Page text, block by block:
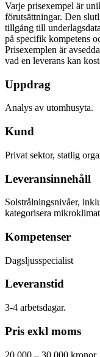
Varje prisexempel är
förutsättningar. Den
tillgång till
på specifik kompetens
Prisexemplen är
vad en leverans kan
Uppdrag
Analys av utomhusyta.
Kund
Privat sektor, statlig
Leveransinnehåll
Solstrålningsnivåer,
kategorisera
Kompetenser
Dagsljusspecialist
Leveranstid
3-4 arbetsdagar.
Pris exkl moms
20 000 – 30 000 kronor.